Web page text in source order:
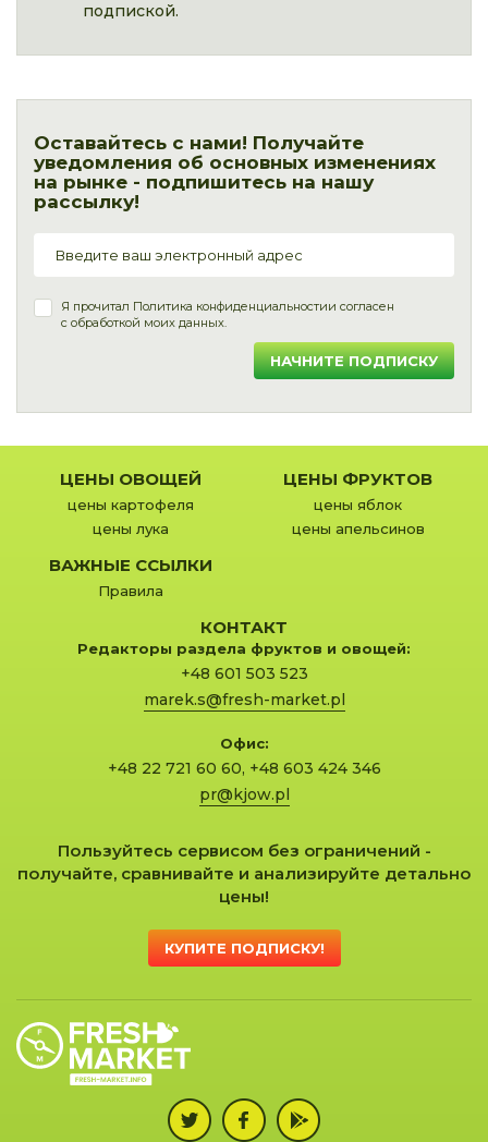
подпиской.
Оставайтесь с нами! Получайте
уведомления об основных изменениях
на рынке - подпишитесь на нашу
рассылку!
Я прочитал Политика конфиденциальностии согласен
с обработкой моих данных.
НАЧНИТЕ ПОДПИСКУ
ЦЕНЫ ОВОЩЕЙ
цены картофеля
цены лука
ЦЕНЫ ФРУКТОВ
цены яблок
цены апельсинов
ВАЖНЫЕ ССЫЛКИ
Правила
КОНТАКТ
Редакторы раздела фруктов и овощей:
+48 601 503 523
marek.s@fresh-market.pl
Офис:
+48 22 721 60 60, +48 603 424 346
pr@kjow.pl
Пользуйтесь сервисом без ограничений -
получайте, сравнивайте и анализируйте детально
цены!
КУПИТЕ ПОДПИСКУ!